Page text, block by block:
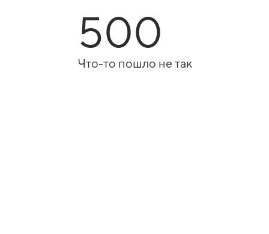
500
Что-то пошло не так